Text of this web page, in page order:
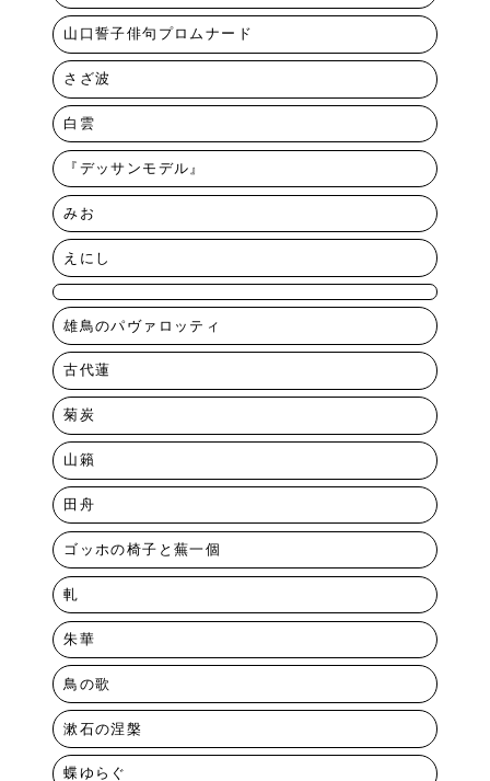
山口誓子俳句プロムナード
さざ波
白雲
『デッサンモデル』
みお
えにし
雄鳥のパヴァロッティ
古代蓮
菊炭
山籟
田舟
ゴッホの椅子と蕪一個
軋
朱華
鳥の歌
漱石の涅槃
蝶ゆらぐ